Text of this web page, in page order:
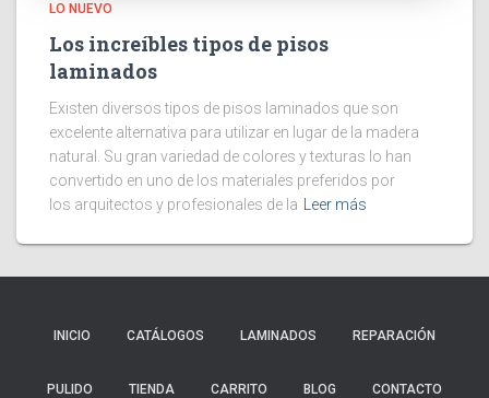
LO NUEVO
Los increíbles tipos de pisos
laminados
Existen diversos tipos de pisos laminados que son
excelente alternativa para utilizar en lugar de la madera
natural. Su gran variedad de colores y texturas lo han
convertido en uno de los materiales preferidos por
los arquitectos y profesionales de la
Leer más
INICIO CATÁLOGOS LAMINADOS REPARACIÓN
PULIDO TIENDA CARRITO BLOG CONTACTO